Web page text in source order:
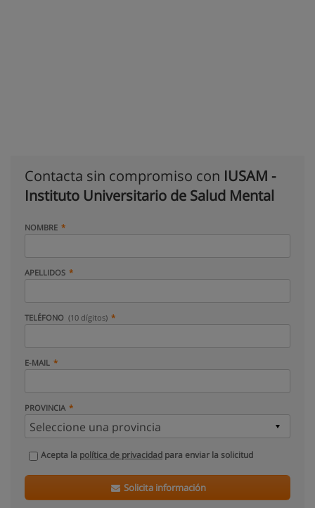
Contacta sin compromiso con IUSAM -
Instituto Universitario de Salud Mental
NOMBRE
APELLIDOS
TELÉFONO (10 dígitos)
E-MAIL
PROVINCIA
Acepta la política de privacidad para enviar la solicitud
Solicita información